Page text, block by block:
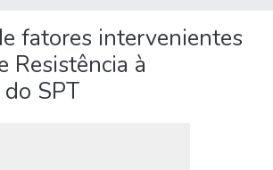
fatores intervenientes
Resistência à
SPT